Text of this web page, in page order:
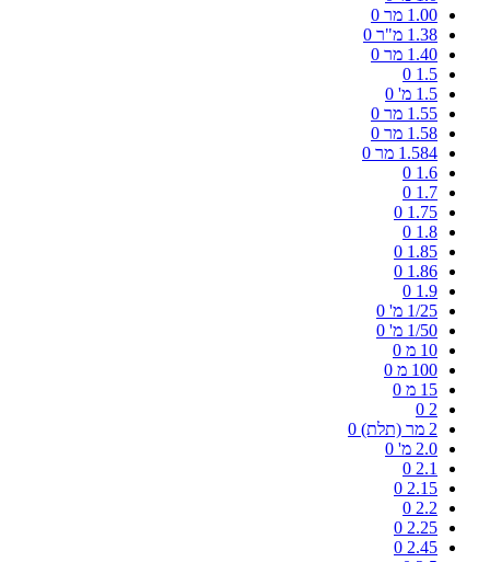
1.00 מר
0
1.38 מ"ר
0
1.40 מר
0
1.5
0
1.5 מ'
0
1.55 מר
0
1.58 מר
0
1.584 מר
0
1.6
0
1.7
0
1.75
0
1.8
0
1.85
0
1.86
0
1.9
0
1/25 מ'
0
1/50 מ'
0
10 מ
0
100 מ
0
15 מ
0
2
0
2 מר (תלת)
0
2.0 מ'
0
2.1
0
2.15
0
2.2
0
2.25
0
2.45
0